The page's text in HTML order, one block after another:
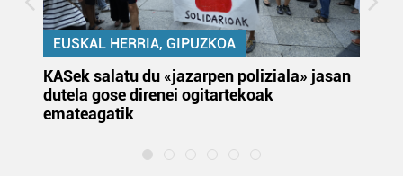
EUSKAL HERRIA, GIPUZKOA
KASek salatu du «jazarpen poliziala» jasan
dutela gose direnei ogitartekoak
emateagatik